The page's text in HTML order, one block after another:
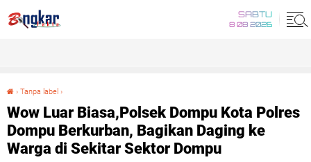
SABTU
8 08 2026
› Tanpa label ›
Wow Luar Biasa,Polsek Dompu Kota Polres
Dompu Berkurban, Bagikan Daging ke
Warga di Sekitar Sektor Dompu